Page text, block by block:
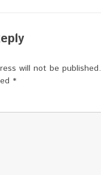
will not be published.
*